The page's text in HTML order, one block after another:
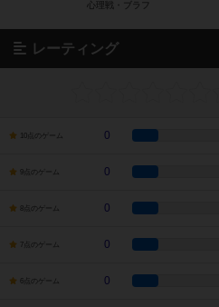
レーティング
10点のゲーム 0
9点のゲーム 0
8点のゲーム 0
7点のゲーム 0
6点のゲーム 0